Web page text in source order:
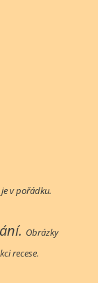
je v pořádku.
Obrázky
recese.